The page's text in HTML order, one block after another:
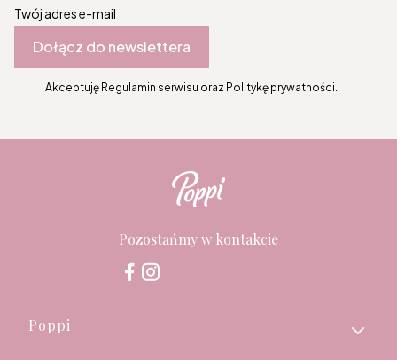
Twój adres e-mail
Dołącz do newslettera
Akceptuję Regulamin serwisu oraz Politykę prywatności.
Pozostańmy w kontakcie
Linki w stopce
Poppi